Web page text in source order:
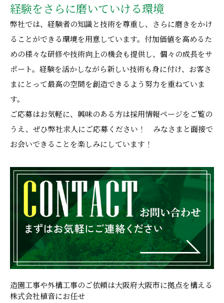
経験をさらに磨いていける環境
弊社では、経験者の知識と技術を尊重し、さらに磨きをかけ
ることができる環境を用意しています。付加価値を高めるた
めの様々な研修や技術向上の機会も提供し、個々の成長をサ
ポート。経験を活かしながら新しい技術も身に付け、お客さ
まにとって最高の空間を創造できるよう努力を重ねていま
す。
ご応募はお気軽に、興味のある方は採用情報ページをご覧の
うえ、ぜひ弊社求人にご応募ください！ みなさまと面接で
お会いできることを楽しみにしています！
造園工事や外構工事のご依頼は大阪府大阪市に拠点を構える
株式会社植音にお任せ